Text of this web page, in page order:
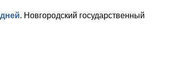
. Новгородский государственный